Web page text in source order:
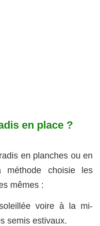
en place ?
en planches ou en
méthode choisie les
mêmes :
voire à la mi-
semis estivaux.